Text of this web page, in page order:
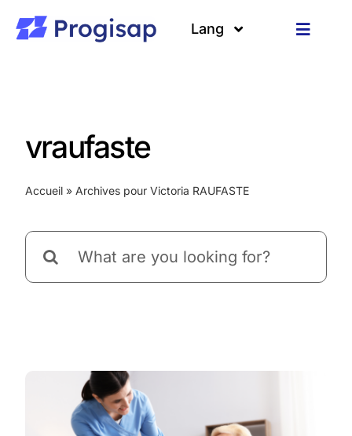
contenu
Toggle
Lang
vraufaste
Accueil» Archives pour Victoria RAUFASTE
Rechercher: